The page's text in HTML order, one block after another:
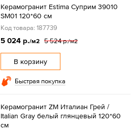
Керамогранит Estima Суприм 39010
SM01 120*60 см
Код товара: 187739
5 024 р./м2 5 524 р./м2
В корзину
Быстрая покупка
Керамогранит ZM Италиан Грей /
Italian Gray белый глянцевый 120*60
см